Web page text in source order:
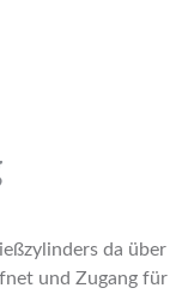
da über
und Zugang für